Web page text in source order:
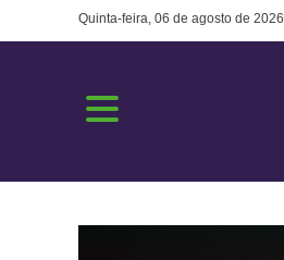
Quinta-feira, 06 de agosto de 2026